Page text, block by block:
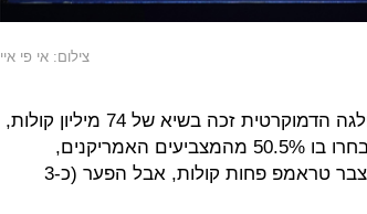
צילום: אי פי איי
פי התוצאות המעודכנות, מועמד המפלגה הדמוקרטית זכה בשיא של 74 מיליון קולות,
יותר מ-4 מיליון מטראמפ. בסך הכול בחרו בו 50.5% מהמצביעים האמריקנים,
לעומת 47.7% בטראמפ. גם ב-2016 צבר טראמפ פחות קולות, אבל הפער (כ-3